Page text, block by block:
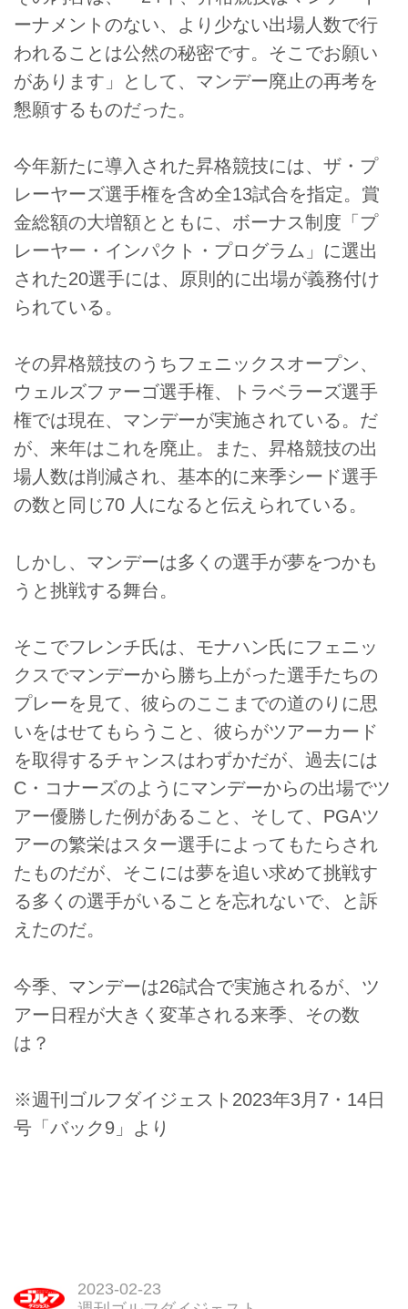
ーナメントのない、より少ない出場人数で行
われることは公然の秘密です。そこでお願い
があります」として、マンデー廃止の再考を
懇願するものだった。
今年新たに導入された昇格競技には、ザ・プ
レーヤーズ選手権を含め全13試合を指定。賞
金総額の大増額とともに、ボーナス制度「プ
レーヤー・インパクト・プログラム」に選出
された20選手には、原則的に出場が義務付け
られている。
その昇格競技のうちフェニックスオープン、
ウェルズファーゴ選手権、トラベラーズ選手
権では現在、マンデーが実施されている。だ
が、来年はこれを廃止。また、昇格競技の出
場人数は削減され、基本的に来季シード選手
の数と同じ70 人になると伝えられている。
しかし、マンデーは多くの選手が夢をつかも
うと挑戦する舞台。
そこでフレンチ氏は、モナハン氏にフェニッ
クスでマンデーから勝ち上がった選手たちの
プレーを見て、彼らのここまでの道のりに思
いをはせてもらうこと、彼らがツアーカード
を取得するチャンスはわずかだが、過去には
C・コナーズのようにマンデーからの出場でツ
アー優勝した例があること、そして、PGAツ
アーの繁栄はスター選手によってもたらされ
たものだが、そこには夢を追い求めて挑戦す
る多くの選手がいることを忘れないで、と訴
えたのだ。
今季、マンデーは26試合で実施されるが、ツ
アー日程が大きく変革される来季、その数
は？
※週刊ゴルフダイジェスト2023年3月7・14日
号「バック9」より
2023-02-23